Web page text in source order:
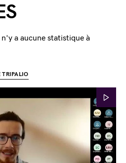
a aucune statistique à
TRIPALIO